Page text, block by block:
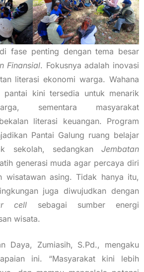
fase penting dengan tema besar
Finansial. Fokusnya adalah inovasi
literasi ekonomi warga. Wahana
pantai kini tersedia untuk menarik
sementara masyarakat
literasi keuangan. Program
Pantai Galung ruang belajar
sekolah, sedangkan Jembatan
generasi muda agar percaya diri
wisatawan asing. Tidak hanya itu,
juga diwujudkan dengan
cell sebagai sumber energi
wisata.
Daya, Zumiasih, S.Pd., mengaku
ini. “Masyarakat kini lebih